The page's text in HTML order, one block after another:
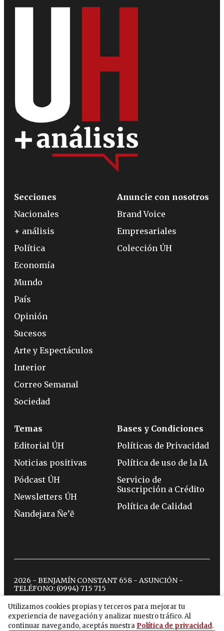
Utilizamos cookies propias y terceros para mejorar tu
experiencia de navegación y analizar nuestro tráfico. Al
continuar navegando, aceptás nuestra Política de privacidad.
Secciones
Nacionales
+ análisis
Política
Economía
Mundo
País
Opinión
Sucesos
Arte y Espectáculos
Interior
Correo Semanal
Sociedad
Anuncie con nosotros
Brand Voice
Empresariales
Colección ÚH
Temas
Editorial ÚH
Noticias positivas
Pódcast ÚH
Newsletters ÚH
Ñandejara Ñe’ẽ
Bases y Condiciones
Políticas de Privacidad
Política de uso de la IA
Servicio de
Suscripción a Crédito
Política de Calidad
2026 - BENJAMÍN CONSTANT 658 - ASUNCIÓN -
TELÉFONO: (0994) 715 715
twitterinstagram
facebook
tiktokyoutubespotify